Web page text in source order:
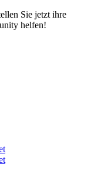
Sie jetzt ihre
helfen!